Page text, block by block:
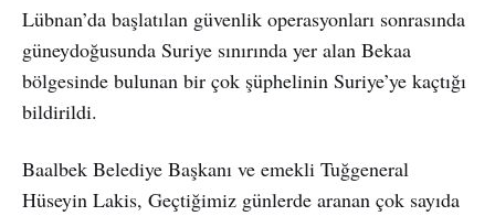
Lübnan’da başlatılan güvenlik operasyonları sonrasında
güneydoğusunda Suriye sınırında yer alan Bekaa
bölgesinde bulunan bir çok şüphelinin Suriye’ye kaçtığı
bildirildi.
Baalbek Belediye Başkanı ve emekli Tuğgeneral
Hüseyin Lakis, Geçtiğimiz günlerde aranan çok sayıda